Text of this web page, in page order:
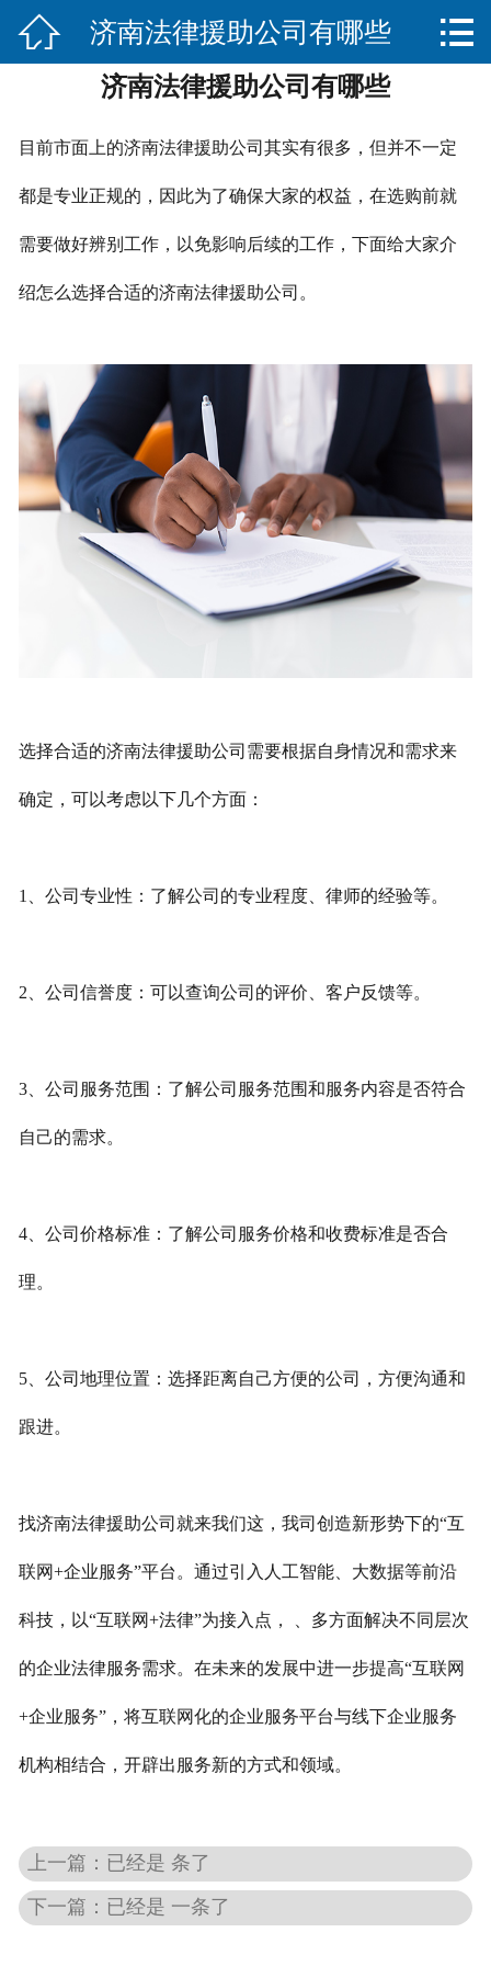
 网站首页
关于我们
服务项目
法律法规知识
合作伙伴
 济南法律援助公司有哪些 
济南法律援助公司有哪些
目前市面上的济南法律援助公司其实有很多，但并不一定
都是专业正规的，因此为了确保大家的权益，在选购前就
需要做好辨别工作，以免影响后续的工作，下面给大家介
绍怎么选择合适的济南法律援助公司。
选择合适的济南法律援助公司需要根据自身情况和需求来
确定，可以考虑以下几个方面：
1、公司专业性：了解公司的专业程度、律师的经验等。
2、公司信誉度：可以查询公司的评价、客户反馈等。
3、公司服务范围：了解公司服务范围和服务内容是否符合
自己的需求。
4、公司价格标准：了解公司服务价格和收费标准是否合
理。
5、公司地理位置：选择距离自己方便的公司，方便沟通和
跟进。
找济南法律援助公司就来我们这，我司创造新形势下的“互
联网+企业服务”平台。通过引入人工智能、大数据等前沿
科技，以“互联网+法律”为接入点， 、多方面解决不同层次
的企业法律服务需求。在未来的发展中进一步提高“互联网
+企业服务”，将互联网化的企业服务平台与线下企业服务
机构相结合，开辟出服务新的方式和领域。
上一篇：已经是 条了
下一篇：已经是 一条了